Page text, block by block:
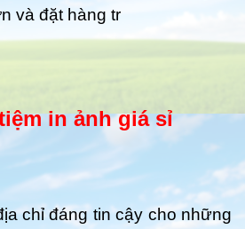
và đặt hàng tr
in ảnh giá sỉ
chỉ đáng tin cậy cho những